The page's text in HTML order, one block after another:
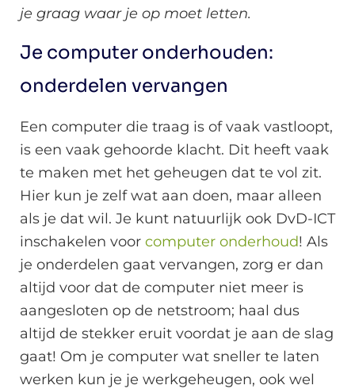
je graag waar je op moet letten.
Je computer onderhouden:
onderdelen vervangen
Een computer die traag is of vaak vastloopt,
is een vaak gehoorde klacht. Dit heeft vaak
te maken met het geheugen dat te vol zit.
Hier kun je zelf wat aan doen, maar alleen
als je dat wil. Je kunt natuurlijk ook DvD-ICT
inschakelen voor computer onderhoud! Als
je onderdelen gaat vervangen, zorg er dan
altijd voor dat de computer niet meer is
aangesloten op de netstroom; haal dus
altijd de stekker eruit voordat je aan de slag
gaat! Om je computer wat sneller te laten
werken kun je je werkgeheugen, ook wel